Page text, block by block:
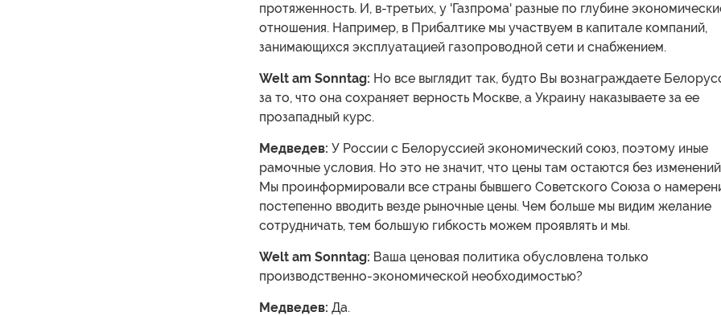
протяженность. И, в-третьих, у 'Газпрома' разные по глубине
отношения. Например, в Прибалтике мы участвуем в капитале компаний,
занимающихся эксплуатацией газопроводной сети и снабжением.
Welt am Sonntag: Но все выглядит так, будто Вы вознаграждаете
за то, что она сохраняет верность Москве, а Украину наказываете за ее
прозападный курс.
Медведев: У России с Белоруссией экономический союз, поэтому иные
рамочные условия. Но это не значит, что цены там остаются без
Мы проинформировали все страны бывшего Советского Союза о
постепенно вводить везде рыночные цены. Чем больше мы видим желание
сотрудничать, тем большую гибкость можем проявлять и мы.
Welt am Sonntag: Ваша ценовая политика обусловлена только
производственно-экономической необходимостью?
Медведев: Да.